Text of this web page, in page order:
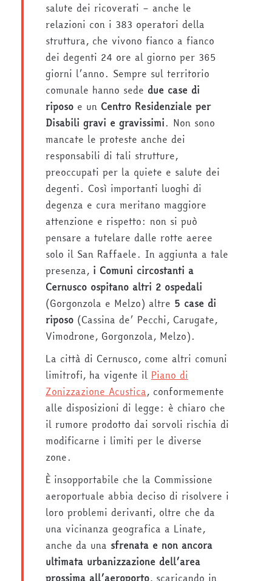
salute dei ricoverati – anche le
relazioni con i 383 operatori della
struttura, che vivono fianco a fianco
dei degenti 24 ore al giorno per 365
giorni l’anno. Sempre sul territorio
comunale hanno sede due case di
riposo e un Centro Residenziale per
Disabili gravi e gravissimi. Non sono
mancate le proteste anche dei
responsabili di tali strutture,
preoccupati per la quiete e salute dei
degenti. Così importanti luoghi di
degenza e cura meritano maggiore
attenzione e rispetto: non si può
pensare a tutelare dalle rotte aeree
solo il San Raffaele. In aggiunta a tale
presenza, i Comuni circostanti a
Cernusco ospitano altri 2 ospedali
(Gorgonzola e Melzo) altre 5 case di
riposo (Cassina de’ Pecchi, Carugate,
Vimodrone, Gorgonzola, Melzo).
La città di Cernusco, come altri comuni
limitrofi, ha vigente il Piano di
Zonizzazione Acustica, conformemente
alle disposizioni di legge: è chiaro che
il rumore prodotto dai sorvoli rischia di
modificarne i limiti per le diverse
zone.
È insopportabile che la Commissione
aeroportuale abbia deciso di risolvere i
loro problemi derivanti, oltre che da
una vicinanza geografica a Linate,
anche da una sfrenata e non ancora
ultimata urbanizzazione dell’area
prossima all’aeroporto, scaricando in